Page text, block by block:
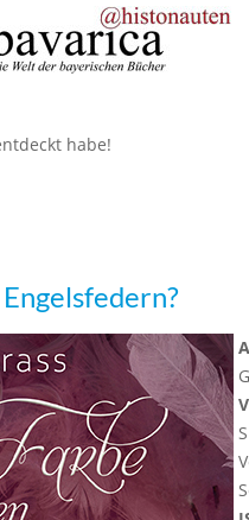
habe!